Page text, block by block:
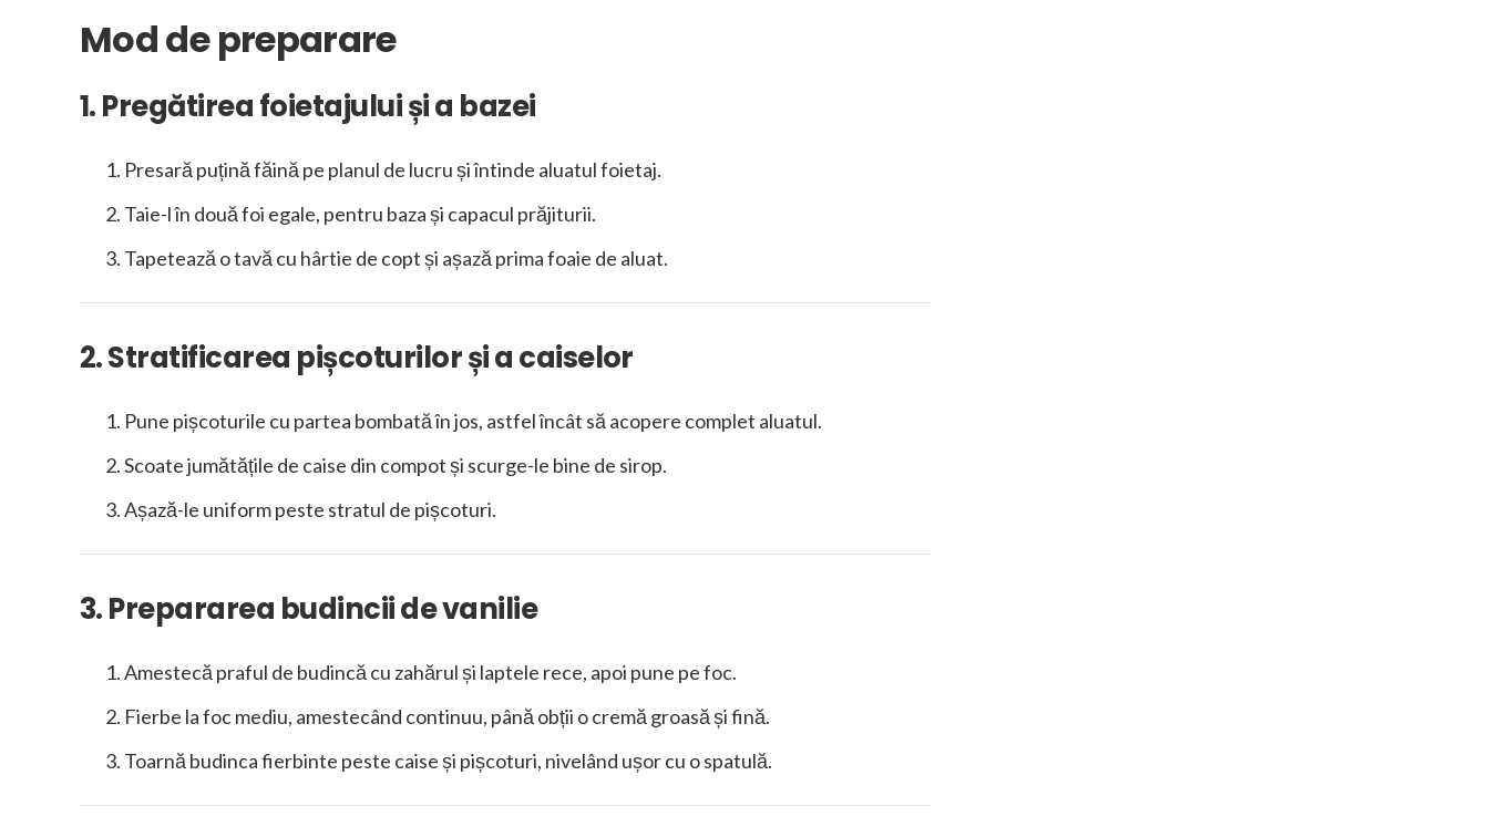
Mod de preparare
1. Pregătirea foietajului și a bazei
Presară puțină făină pe planul de lucru și întinde aluatul foietaj.
Taie-l în două foi egale, pentru baza și capacul prăjiturii.
Tapetează o tavă cu hârtie de copt și așază prima foaie de aluat.
2. Stratificarea pișcoturilor și a caiselor
Pune pișcoturile cu partea bombată în jos, astfel încât să acopere complet aluatul.
Scoate jumătățile de caise din compot și scurge-le bine de sirop.
Așază-le uniform peste stratul de pișcoturi.
3. Prepararea budincii de vanilie
Amestecă praful de budincă cu zahărul și laptele rece, apoi pune pe foc.
Fierbe la foc mediu, amestecând continuu, până obții o cremă groasă și fină.
Toarnă budinca fierbinte peste caise și pișcoturi, nivelând ușor cu o spatulă.